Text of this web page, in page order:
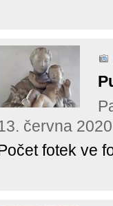
června 2020
fotek ve